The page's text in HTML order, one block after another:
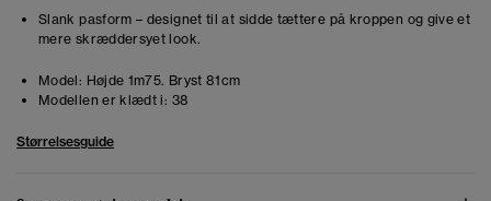
Slank pasform – designet til at sidde tættere på kroppen og give et
mere skræddersyet look.
Model: Højde 1m75. Bryst 81cm
Modellen er klædt i: 38
Størrelsesguide